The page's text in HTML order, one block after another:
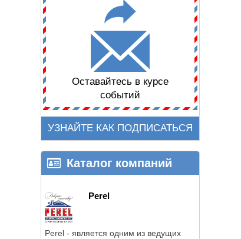
Оставайтесь в курсе
событий
УЗНАЙТЕ КАК ПОДПИСАТЬСЯ
Каталог компаний
Perel
Perel - является одним из ведущих